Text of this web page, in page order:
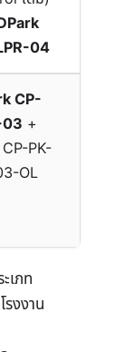
04
CP-
03 +
CP-PK-
OL